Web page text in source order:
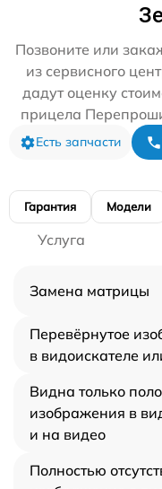
Позвоните или
из сервисного
дадут оценку
прицела
Есть запчасти
Гарантия Модели
Услуга
Замена матрицы
Перевёрнутое
в видоискателе
Видна только
изображения в
и на видео
Полностью